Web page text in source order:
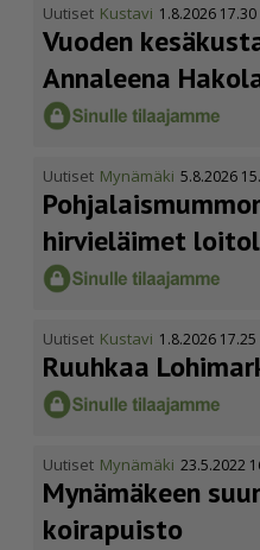
Uutiset Kustavi 1.8.2026 17.30
Vuoden
Annaleena
Uutiset Mynämäki 5.8.2026
hirvieläimet
Uutiset Kustavi 1.8.2026 17.25
Ruuhkaa
Uutiset Mynämäki 23.5.2022
Mynämäkeen
koirapuisto